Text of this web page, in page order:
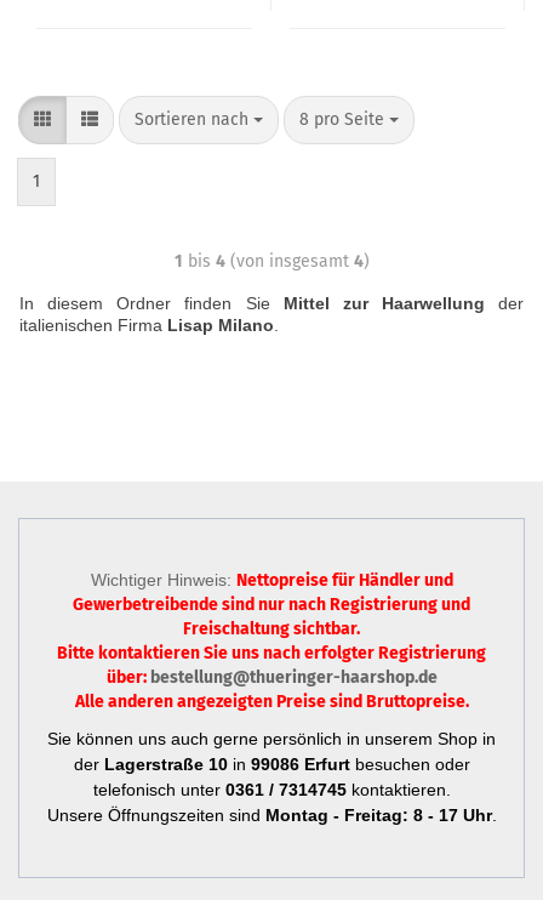
Sortieren nach 8 pro Seite
1
1 bis 4(von insgesamt 4)
In diesem Ordner finden Sie Mittel zur Haarwellung der
italienischen Firma Lisap Milano
Wichtiger Hinweis: Nettopreise für Händler und
Gewerbetreibende sind nurnach Registrierungund
Freischaltung sichtbar.
Bitte kontaktieren Sie uns nach erfolgter Registrierung
über: bestellung@thueringer-haarshop.de
Alle anderen angezeigten Preise sind Bruttopreise.
Sie können uns auch gerne persönlich in unserem Shop in
der Lagerstraße 10in 99086 Erfurtbesuchen oder
telefonisch unter 0361 / 7314745kontaktieren.
Unsere Öffnungszeiten sind Montag - Freitag: 8 - 17 Uhr.